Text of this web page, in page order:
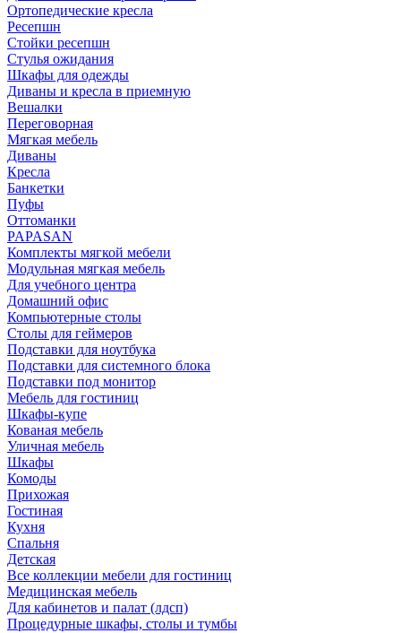
Ортопедические кресла
Ресепшн
Стойки ресепшн
Стулья ожидания
Шкафы для одежды
Диваны и кресла в приемную
Вешалки
Переговорная
Мягкая мебель
Диваны
Кресла
Банкетки
Пуфы
Оттоманки
PAPASAN
Комплекты мягкой мебели
Модульная мягкая мебель
Для учебного центра
Домашний офис
Компьютерные столы
Столы для геймеров
Подставки для ноутбука
Подставки для системного блока
Подставки под монитор
Мебель для гостиниц
Шкафы-купе
Кованая мебель
Уличная мебель
Шкафы
Комоды
Прихожая
Гостиная
Кухня
Спальня
Детская
Все коллекции мебели для гостиниц
Медицинская мебель
Для кабинетов и палат (лдсп)
Процедурные шкафы, столы и тумбы